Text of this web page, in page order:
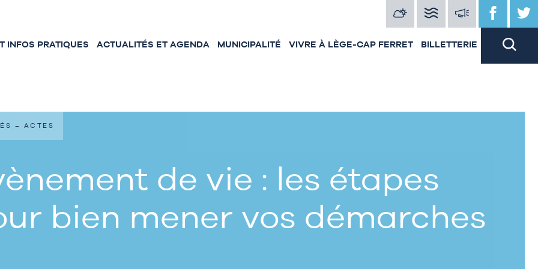
INFOS PRATIQUES ACTUALITÉS ET AGENDA MUNICIPALITÉ VIVRE À LÈGE-CAP FERRET BILLETTERIE
de vie : les étapes
bien mener vos démarches
– ACTES